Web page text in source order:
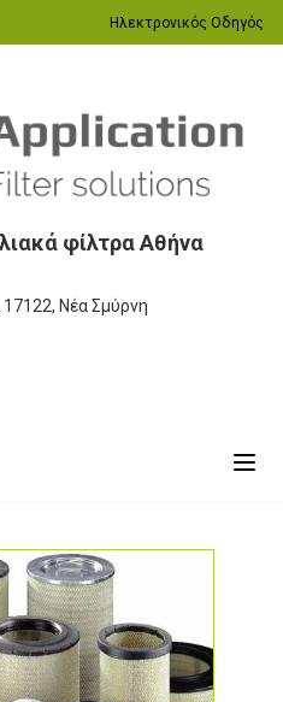
Ηλεκτρονικός Οδηγός
φίλτρα Αθήνα
17122, Νέα Σμύρνη